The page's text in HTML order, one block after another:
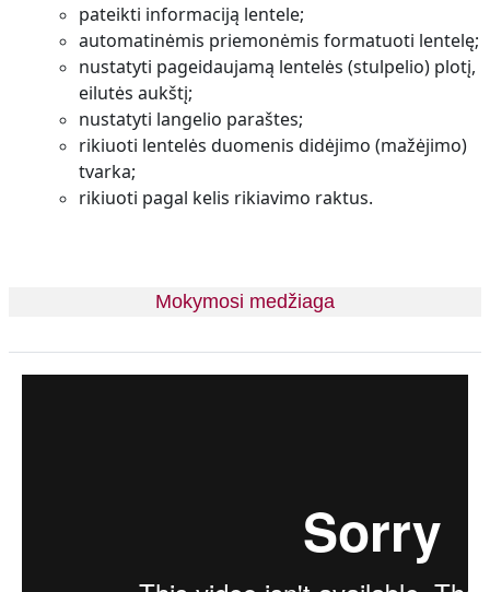
pateikti informaciją lentele;
automatinėmis priemonėmis formatuoti lentelę;
nustatyti pageidaujamą lentelės (stulpelio) plotį,
eilutės aukštį;
nustatyti langelio paraštes;
rikiuoti lentelės duomenis didėjimo (mažėjimo)
tvarka;
rikiuoti pagal kelis rikiavimo raktus.
Mokymosi medžiaga